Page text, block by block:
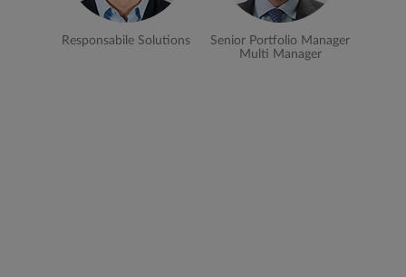
Responsabile Solutions
Senior Portfolio Manager
Multi Manager